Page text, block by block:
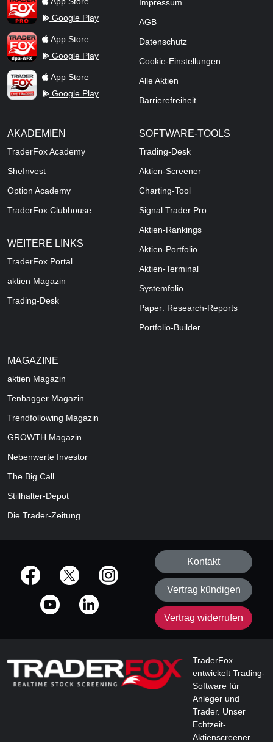
Google Play
TraderFox dpa-AFX ProFeed
App Store
Google Play
TraderFox Live Trading
App Store
Google Play
Impressum
AGB
Datenschutz
Cookie-Einstellungen
Alle Aktien
Barrierefreiheit
AKADEMIEN
TraderFox Academy
SheInvest
Option Academy
TraderFox Clubhouse
WEITERE LINKS
TraderFox Portal
aktien Magazin
Trading-Desk
SOFTWARE-TOOLS
Trading-Desk
Aktien-Screener
Charting-Tool
Signal Trader Pro
Aktien-Rankings
Aktien-Portfolio
Aktien-Terminal
Systemfolio
Paper: Research-Reports
Portfolio-Builder
MAGAZINE
aktien Magazin
Tenbagger Magazin
Trendfollowing Magazin
GROWTH Magazin
Nebenwerte Investor
The Big Call
Stillhalter-Depot
Die Trader-Zeitung
offizielle Social Media-Accounts
Kontakt
Vertrag kündigen
Vertrag widerrufen
TraderFox
entwickelt Trading-
Software für
Anleger und
Trader. Unser
Echtzeit-
Aktienscreener